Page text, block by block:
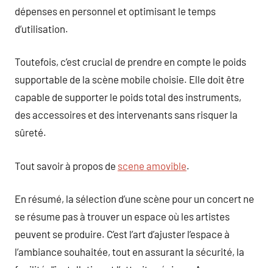
dépenses en personnel et optimisant le temps
d’utilisation.
Toutefois, c’est crucial de prendre en compte le poids
supportable de la scène mobile choisie. Elle doit être
capable de supporter le poids total des instruments,
des accessoires et des intervenants sans risquer la
sûreté.
Tout savoir à propos de scene amovible.
En résumé, la sélection d’une scène pour un concert ne
se résume pas à trouver un espace où les artistes
peuvent se produire. C’est l’art d’ajuster l’espace à
l’ambiance souhaitée, tout en assurant la sécurité, la